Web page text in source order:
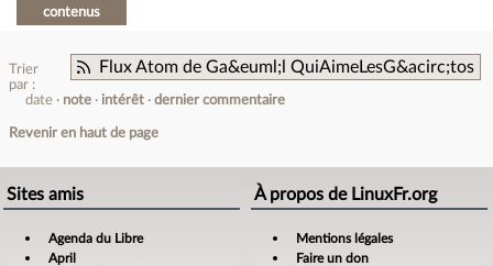
contenus
Flux Atom de Ga&euml;l QuiAimeLesG&acirc;tos
Trier
par :
date
note intérêt dernier commentaire
Revenir en haut de page
Sites amis
Agenda du Libre
April
À propos de LinuxFr.org
Mentions légales
Faire un don